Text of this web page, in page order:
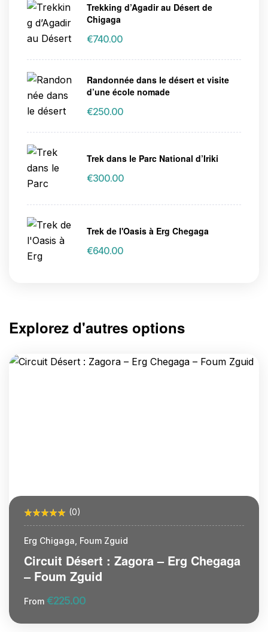
Trekking d’Agadir au Désert de
Chigaga
€740.00
Randonnée dans le désert et visite
d’une école nomade
€250.00
Trek dans le Parc National d’Iriki
€300.00
Trek de l'Oasis à Erg Chegaga
€640.00
Explorez d'autres options
(0)
Erg Chigaga, Foum Zguid
Circuit Désert : Zagora – Erg Chegaga
– Foum Zguid
From €225.00